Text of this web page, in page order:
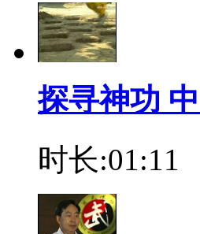
探寻神功
时长:01:11